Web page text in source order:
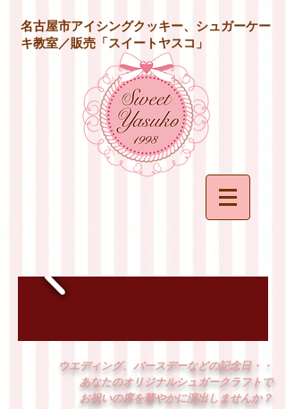
名古屋市アイシングクッキー、シュガーケー
キ教室／販売「スイートヤスコ」
ウエディング、バースデーなどの記念日・・
あなたのオリジナルシュガークラフトで
お祝いの席を華やかに演出しませんか？